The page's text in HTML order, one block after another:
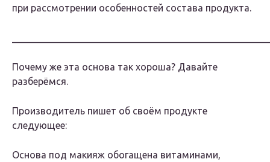
при рассмотрении особенностей состава продукта.
Почему же эта основа так хороша? Давайте
разберёмся.
Производитель пишет об своём продукте
следующее:
Основа под макияж обогащена витаминами,